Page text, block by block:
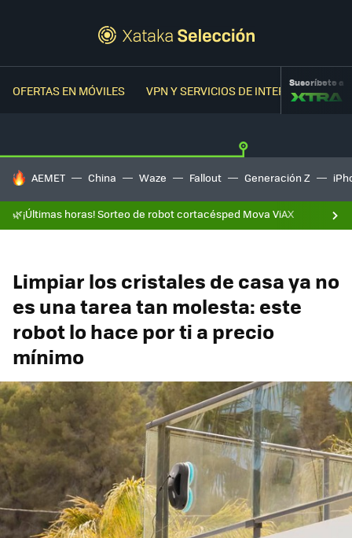
OFERTAS EN MÓVILES VPN Y SERVICIOS DE INTERNETSuscríbete a
HOY SE HABLA DE
AEMET China Waze Fallout Generación Z
🌿¡Últimas horas! Sorteo de robot cortacésped Mova ViAX
Limpiar los cristales de casa ya no
es una tarea tan molesta: este
robot lo hace por ti a precio
mínimo